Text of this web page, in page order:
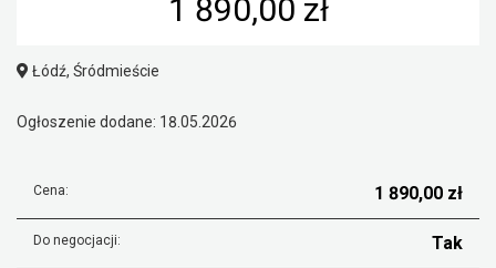
1 890,00 zł
Łódź, Śródmieście
Ogłoszenie dodane: 18.05.2026
Cena: 1 890,00 zł
Do negocjacji: Tak